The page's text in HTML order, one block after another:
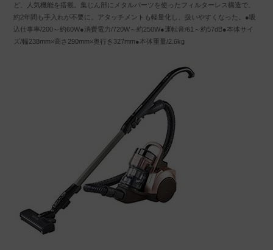
ど、人気機能を搭載。集じん部にメタルパーツを使ったフィルターレス構造で、
約2年間も手入れが不要に。アタッチメントも軽量化し、扱いやすくなった。●吸
込仕事率/200～約60W●消費電力/720W～約250W●運転音/61～約57dB●本体サイ
ズ/幅238mm×高さ290mm×奥行き327mm●本体重量/2.6kg